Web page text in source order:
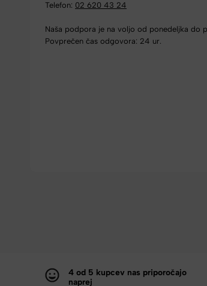
Telefon: 02 620 43 24
Naša podpora je na voljo od ponedeljka do
Povprečen čas odgovora: 24 ur.
4 od 5 kupcev nas priporočajo
naprej